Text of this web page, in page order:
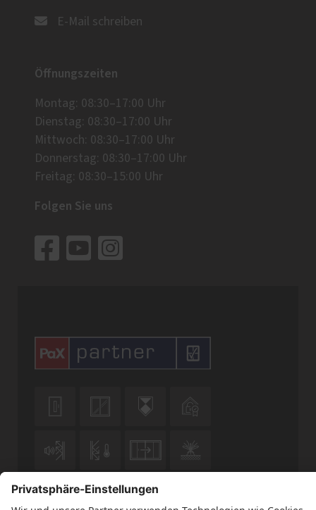
E-Mail schreiben
Öffnungszeiten
Montag: 08:30–17:00 Uhr
Dienstag: 08:30–17:00 Uhr
Mittwoch: 08:30–17:00 Uhr
Donnerstag: 08:30–17:00 Uhr
Freitag: 08:30–15:00 Uhr
Folgen Sie uns
  
   
  